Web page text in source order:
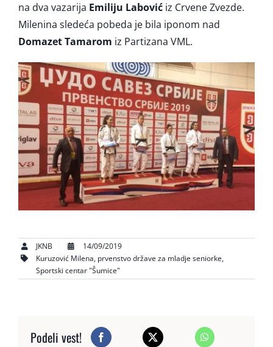
na dva vazarija Emiliju Labović iz Crvene Zvezde.
Milenina sledeća pobeda je bila iponom nad
Domazet Tamarom iz Partizana VML.
JKNB
14/09/2019
Kuruzović Milena, prvenstvo države za mladje seniorke,
Sportski centar "Šumice"
Podeli vest!